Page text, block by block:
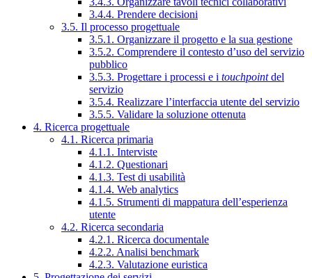
3.4.4. Prendere decisioni
3.5. Il processo progettuale
3.5.1. Organizzare il progetto e la sua gestione
3.5.2. Comprendere il contesto d’uso del servizio
pubblico
3.5.3. Progettare i processi e i touchpointdel
servizio
3.5.4. Realizzare l’interfaccia utente del servizio
3.5.5. Validare la soluzione ottenuta
4. Ricerca progettuale
4.1. Ricerca primaria
4.1.1. Interviste
4.1.2. Questionari
4.1.3. Test di usabilità
4.1.4. Web analytics
4.1.5. Strumenti di mappatura dell’esperienza
utente
4.2. Ricerca secondaria
4.2.1. Ricerca documentale
4.2.2. Analisi benchmark
4.2.3. Valutazione euristica